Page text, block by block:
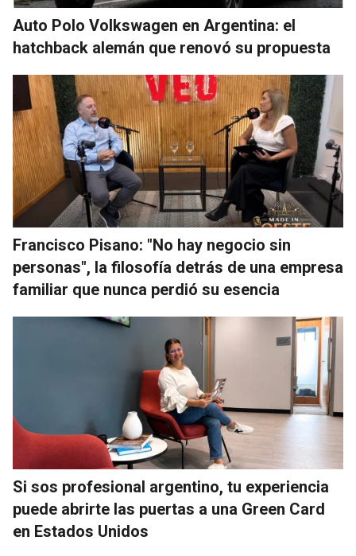
Auto Polo Volkswagen en Argentina: el
hatchback alemán que renovó su propuesta
Francisco Pisano: "No hay negocio sin
personas", la filosofía detrás de una empresa
familiar que nunca perdió su esencia
Si sos profesional argentino, tu experiencia
puede abrirte las puertas a una Green Card
en Estados Unidos